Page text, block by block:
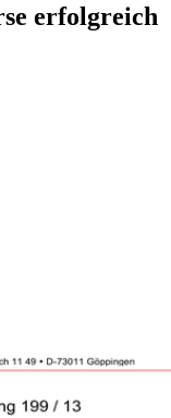
erfolgreich